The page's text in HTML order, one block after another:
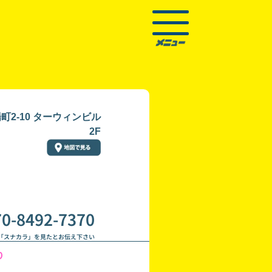
2-10 ターウィンビル
2F
8492-7370
スナカラ」を見たとお伝え下さい